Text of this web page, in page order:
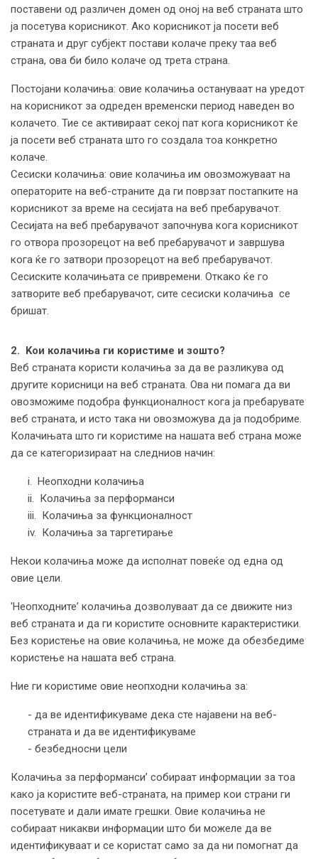
поставени од различен домен од оној на веб страната што
ја посетува корисникот. Ако корисникот ја посети веб
страната и друг субјект постави колаче преку таа веб
страна, ова би било колаче од трета страна.
Постојани колачиња: овие колачиња остануваат на уредот
на корисникот за одреден временски период наведен во
колачето. Тие се активираат секој пат кога корисникот ќе
ја посети веб страната што го создала тоа конкретно
колаче.
Сесиски колачиња: овие колачиња им овозможуваат на
операторите на веб-страните да ги поврзат постапките на
корисникот за време на сесијата на веб пребарувачот.
Сесијата на веб пребарувачот започнува кога корисникот
го отвора прозорецот на веб пребарувачот и завршува
кога ќе го затвори прозорецот на веб пребарувачот.
Сесиските колачињата се привремени. Откако ќе го
затворите веб пребарувачот, сите сесиски колачиња се
бришат.
2. Koи колачиња ги користиме и зошто?
Веб страната користи колачиња за да ве разликува од
другите корисници на веб страната. Ова ни помага да ви
овозможиме подобра функционалност кога ја пребарувате
веб страната, и исто така ни овозможува да ја подобриме.
Колачињата што ги користиме на нашата веб страна може
да се категоризираат на следниов начин:
i. Неопходни колачиња
ii. Колачиња за перформанси
iii. Колачиња за функционалност
iv. Колачиња за таргетирање
Некои колачиња може да исполнат повеќе од една од
овие цели.
'Неопходните’ колачиња дозволуваат да се движите низ
веб страната и да ги користите основните карактеристики.
Без користење на овие колачиња, не може да обезбедиме
користење на нашата веб страна.
Ние ги користиме овие неопходни колачиња за:
- да ве идентификуваме дека сте најавени на веб-
страната и да ве идентификуваме
- безбедносни цели
Колачиња за перформанси’ собираат информации за тоа
како ја користите веб-страната, на пример кои страни ги
посетувате и дали имате грешки. Овие колачиња не
собираат никакви информации што би можеле да ве
идентификуваат и се користат само за да ни помогнат да